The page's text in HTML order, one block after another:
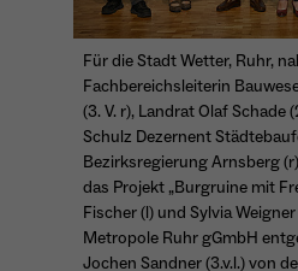
Anbieter TYPO3
Laufzeit 1 Year
Zweck
Dieses Cookie wird
Cookie-
speichern.
Marketing
Marketing-Cookies werden von
Verhalten der Besuchenden auf
nachzuvollziehen. Es hilft uns die
Website zu analysieren und die
Name _pk_id*
Anbieter Matomo
Cookie-Informationen anzeigen
Für die Stadt Wetter, Ruhr,
Fachbereichsleiterin
(3. V. r), Landrat Olaf Schade
Schulz Dezernent
Bezirksregierung Arnsberg
das Projekt „Burgruine mit
Fischer (l) und Sylvia
Metropole Ruhr gGmbH
Jochen Sandner (3.v.l.) von